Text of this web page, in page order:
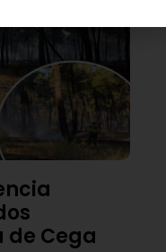
de Cega